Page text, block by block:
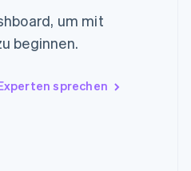
um mit
beginnen.
sprechen